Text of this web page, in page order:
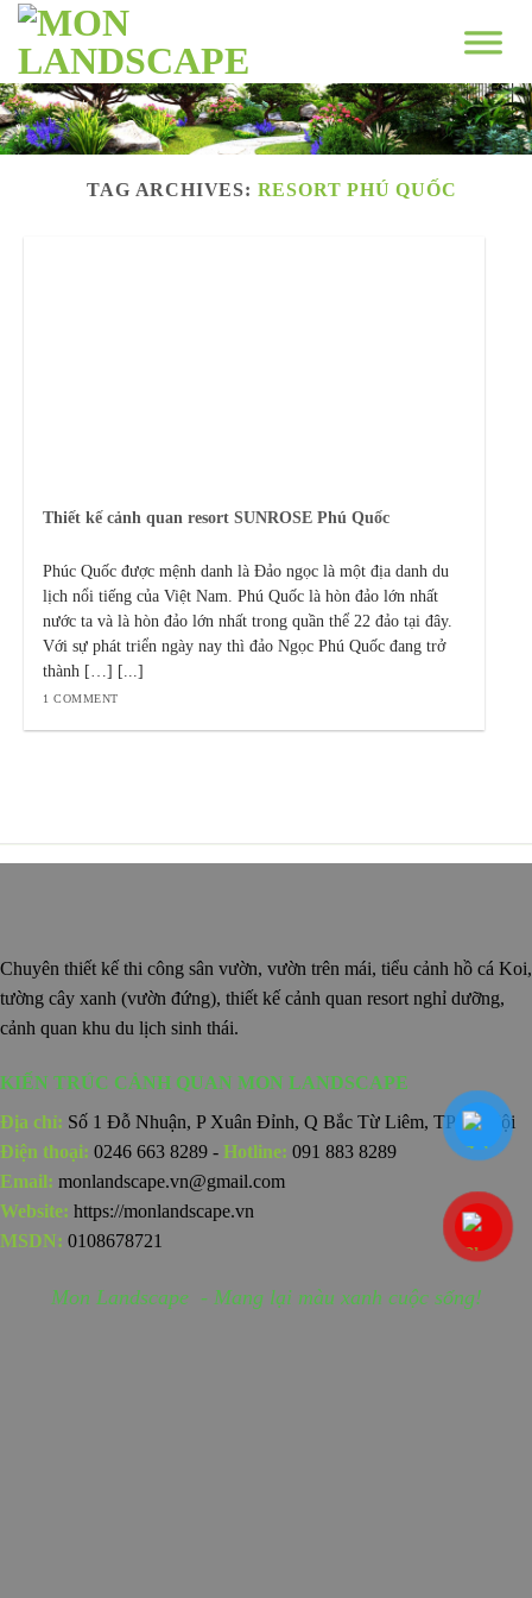
Skip
content
TAG ARCHIVES: RESORT PHÚ QUỐC
Thiết kế cảnh quan resort SUNROSE Phú Quốc
Phúc Quốc được mệnh danh là Đảo ngọc là một địa danh du
lịch nổi tiếng của Việt Nam. Phú Quốc là hòn đảo lớn nhất
nước ta và là hòn đảo lớn nhất trong quần thể 22 đảo tại đây.
Với sự phát triển ngày nay thì đảo Ngọc Phú Quốc đang trở
thành […] [...]
1 COMMENT
Chuyên thiết kế thi công sân vườn, vườn trên mái, tiểu cảnh hồ cá Koi,
tường cây xanh (vườn đứng), thiết kế cảnh quan resort nghỉ dưỡng,
cảnh quan khu du lịch sinh thái.
KIẾN TRÚC CẢNH QUAN MON LANDSCAPE
Địa chỉ: Số 1 Đỗ Nhuận, P Xuân Đỉnh, Q Bắc Từ Liêm, TP Hà Nội
Điện thoại: 0246 663 8289 - Hotline: 091 883 8289
Email: monlandscape.vn@gmail.com
Website: https://monlandscape.vn
MSDN: 0108678721
Mon Landscape - Mang lại màu xanh cuộc sống!